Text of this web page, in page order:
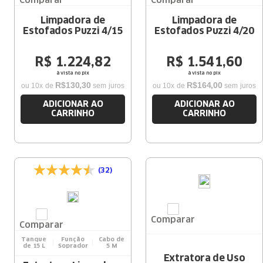
Limpadora de
Estofados Puzzi 4/15
R$ 1.224,82
à vista no pix
ou 10x de R$130,30 sem juros
ADICIONAR AO
CARRINHO
Limpadora de
Estofados Puzzi 4/20
R$ 1.541,60
à vista no pix
ou 10x de R$164,00 sem juros
ADICIONAR AO
CARRINHO
(32)
Comparar
Tanque
de 15 L
Função
Soprador
Cabo de
5 M
Comparar
Extratora de Uso